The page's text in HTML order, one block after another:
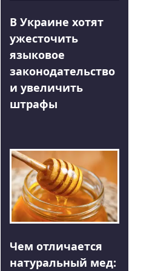
В Украине хотят
ужесточить
языковое
законодательство
и увеличить
штрафы
Чем отличается
натуральный мед: